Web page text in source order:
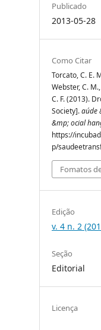
Publicado
2013-05-28
Como Citar
Torcato, C. E.
Webster, C.
C. F. (2013).
Society].aúde
&mp; ocial
https://
p/
Fomatos
Edição
v. 4 n. 2
Seção
Editorial
Licença